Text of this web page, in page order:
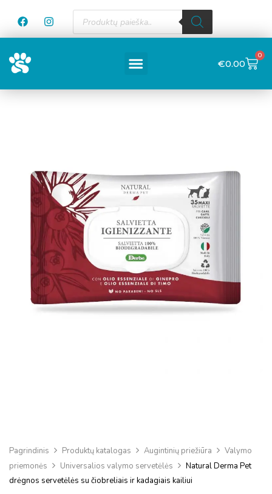
€0.00
0
Pagrindinis Produktų katalogas Augintinių priežiūra
Valymo
priemonės
Universalios valymo servetėlės
Natural Derma Pet
drėgnos servetėlės ​​su čiobreliais ir kadagiais kailiui